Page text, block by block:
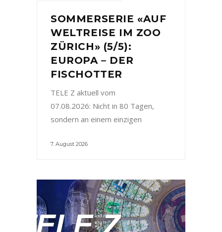
SOMMERSERIE «AUF
WELTREISE IM ZOO
ZÜRICH» (5/5):
EUROPA – DER
FISCHOTTER
TELE Z aktuell vom
07.08.2026: Nicht in 80 Tagen,
sondern an einem einzigen
7. August 2026